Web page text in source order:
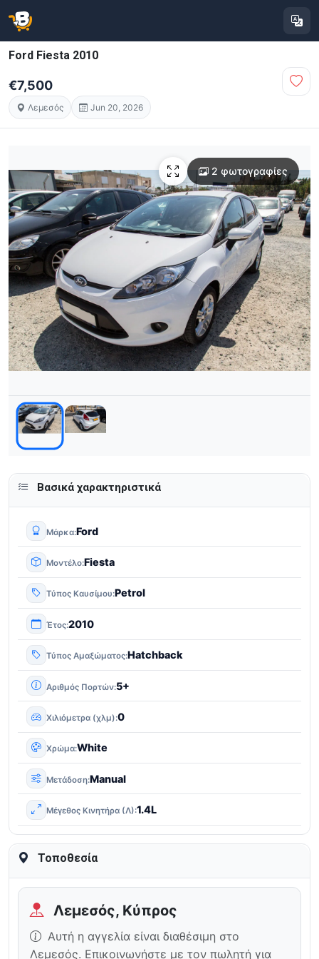
Ford Fiesta 2010
€7,500
Λεμεσός Jun 20, 2026
2 φωτογραφίες
Βασικά χαρακτηριστικά
Μάρκα Ford
Μοντέλο Fiesta
Τύπος Καυσίμου Petrol
Έτος 2010
Τύπος Αμαξώματος Hatchback
Αριθμός Πορτών 5+
Χιλιόμετρα (χλμ) 0
Χρώμα White
Μετάδοση Manual
Μέγεθος Κινητήρα (Λ) 1.4L
Τοποθεσία
Λεμεσός, Κύπρος
Αυτή η αγγελία είναι διαθέσιμη στο
Λεμεσός. Επικοινωνήστε με τον πωλητή για